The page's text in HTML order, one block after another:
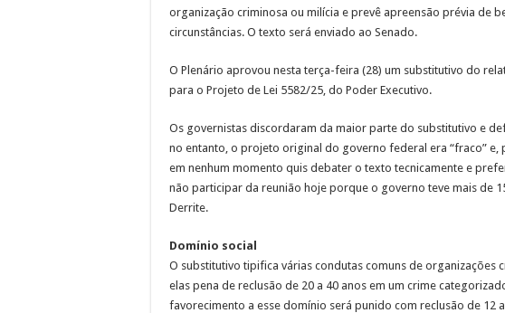
organização criminosa ou milícia e prevê apreensão prévia de
circunstâncias. O texto será enviado ao Senado.
O Plenário aprovou nesta terça-feira (28) um substitutivo do
para o Projeto de Lei 5582/25, do Poder Executivo.
Os governistas discordaram da maior parte do substitutivo e
no entanto, o projeto original do governo federal era “fraco” e,
em nenhum momento quis debater o texto tecnicamente e
não participar da reunião hoje porque o governo teve mais de
Derrite.
Domínio social
O substitutivo tipifica várias condutas comuns de organizações
elas pena de reclusão de 20 a 40 anos em um crime
favorecimento a esse domínio será punido com reclusão de 12